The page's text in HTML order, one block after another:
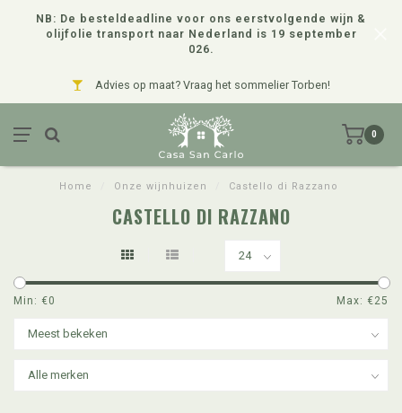
NB: De besteldeadline voor ons eerstvolgende wijn &
olijfolie transport naar Nederland is 19 september
026.
Advies op maat? Vraag het sommelier Torben!
0
Home Onze wijnhuizen Castello di Razzano
CASTELLO DI RAZZANO
Min: €0 Max: €25